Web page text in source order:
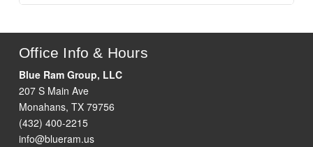
Office Info & Hours
Blue Ram Group, LLC
207 S Main Ave
Monahans, TX 79756
(432) 400-2215
info@blueram.us